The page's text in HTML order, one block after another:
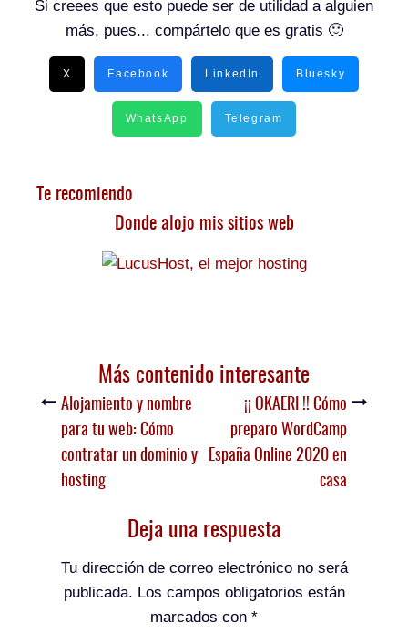
Si creees que esto puede ser de utilidad a alguien
más, pues... compártelo que es gratis 🙂
X Facebook LinkedIn Bluesky
WhatsApp Telegram
Te recomiendo
Donde alojo mis sitios web
Más contenido interesante
Alojamiento y nombre
para tu web: Cómo
contratar un dominio y
hosting
¡¡ OKAERI !! Cómo
preparo WordCamp
España Online 2020 en
casa
Deja una respuesta
Tu dirección de correo electrónico no será
publicada. Los campos obligatorios están
marcados con *